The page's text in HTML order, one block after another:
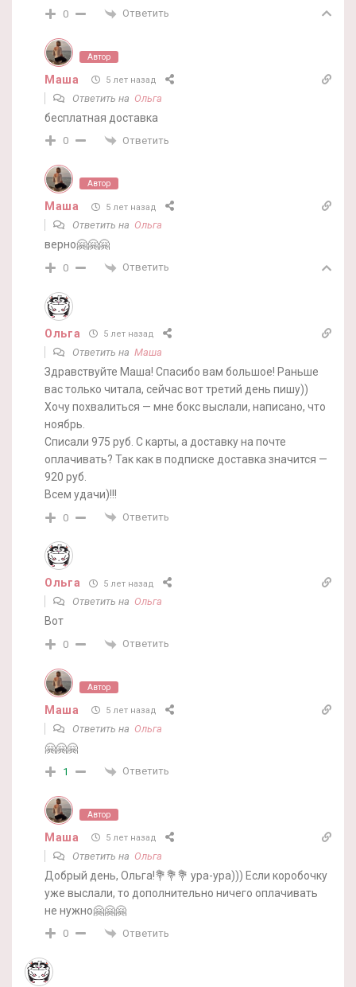
0 Ответить
Автор
Маша 5 лет назад
Ответить на Ольга
бесплатная доставка
0 Ответить
Автор
Маша 5 лет назад
Ответить на Ольга
верно🤗🤗🤗
0 Ответить
Ольга 5 лет назад
Ответить на Маша
Здравствуйте Маша! Спасибо вам большое! Раньше
вас только читала, сейчас вот третий день пишу))
Хочу похвалиться — мне бокс выслали, написано, что
ноябрь.
Списали 975 руб. С карты, а доставку на почте
оплачивать? Так как в подписке доставка значится —
920 руб.
Всем удачи)!!!
0 Ответить
Ольга 5 лет назад
Ответить на Ольга
Вот
0 Ответить
Автор
Маша 5 лет назад
Ответить на Ольга
🤗🤗🤗
1 Ответить
Автор
Маша 5 лет назад
Ответить на Ольга
Добрый день, Ольга!💐💐💐 ура-ура))) Если коробочку
уже выслали, то дополнительно ничего оплачивать
не нужно🤗🤗🤗
0 Ответить